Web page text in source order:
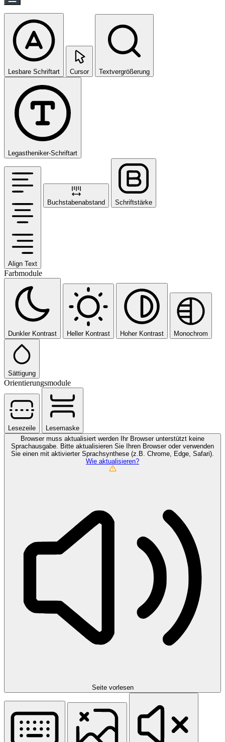
Lesbare Schriftart Cursor Textvergrößerung
Legastheniker-Schriftart
Align Text
Buchstabenabstand Schriftstärke
Farbmodule
Dunkler Kontrast Heller Kontrast Hoher Kontrast Monochrom
Sättigung
Orientierungsmodule
Lesezeile
Lesemaske
Browser muss aktualisiert werden
Ihr Browser unterstützt keine
Sprachausgabe. Bitte aktualisieren Sie Ihren Browser oder verwenden
Sie einen mit aktivierter Sprachsynthese (z.B. Chrome, Edge, Safari).
Wie aktualisieren?
Seite vorlesen